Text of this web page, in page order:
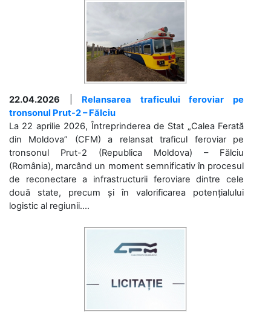
22.04.2026
Relansarea traficului feroviar pe
tronsonul Prut-2 – Fălciu
La 22 aprilie 2026, Întreprinderea de Stat „Calea Ferată
din Moldova” (CFM) a relansat traficul feroviar pe
tronsonul Prut-2 (Republica Moldova) – Fălciu
(România), marcând un moment semnificativ în procesul
de reconectare a infrastructurii feroviare dintre cele
două state, precum și în valorificarea potențialului
logistic al regiunii....